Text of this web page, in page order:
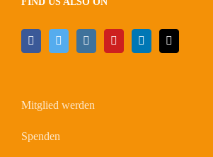
Mitglied werden
Spenden